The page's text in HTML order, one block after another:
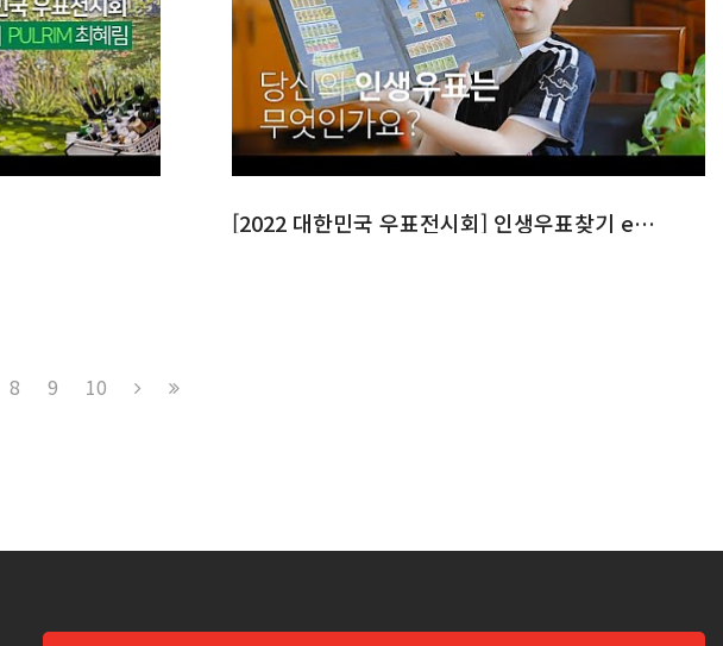
[2022 대한민국 우표전시회] 인생우표찾기 ep.1
8 9 10